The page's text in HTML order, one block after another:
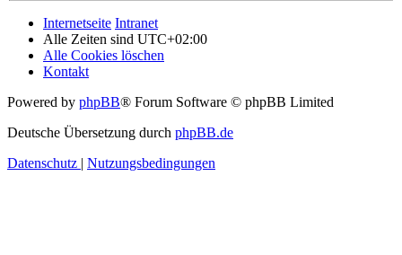
Internetseite Intranet
Alle Zeiten sind UTC+02:00
Alle Cookies löschen
Kontakt
Powered by phpBB® Forum Software © phpBB Limited
Deutsche Übersetzung durch phpBB.de
Datenschutz | Nutzungsbedingungen